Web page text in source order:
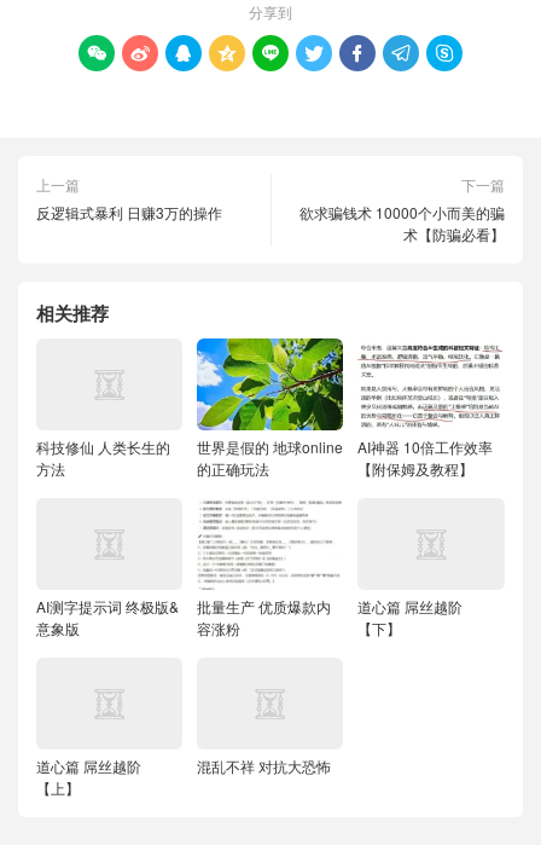
分享到
        
上一篇
反逻辑式暴利 日赚3万的操作
下一篇
欲求骗钱术 10000个小而美的骗
术【防骗必看】
相关推荐
科技修仙 人类长生的
方法
世界是假的 地球online
的正确玩法
AI神器 10倍工作效率
【附保姆及教程】
AI测字提示词 终极版&
意象版
批量生产 优质爆款内
容涨粉
道心篇 屌丝越阶
【下】
道心篇 屌丝越阶
【上】
混乱不祥 对抗大恐怖